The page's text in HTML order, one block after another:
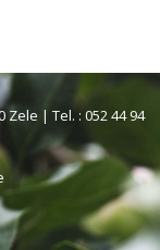
Zele | Tel. : 052 44 94